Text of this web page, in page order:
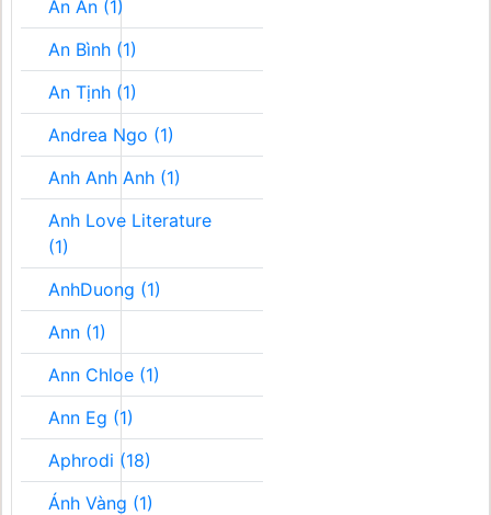
An An (1)
An Bình (1)
An Tịnh (1)
Andrea Ngo (1)
Anh Anh Anh (1)
Anh Love Literature
(1)
AnhDuong (1)
Ann (1)
Ann Chloe (1)
Ann Eg (1)
Aphrodi (18)
Ánh Vàng (1)